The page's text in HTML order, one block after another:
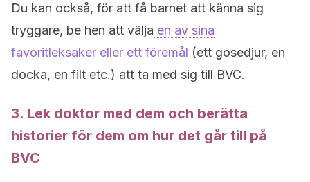
Du kan också, för att få barnet att känna sig
tryggare, be hen att välja en av sina
favoritleksaker eller ett föremål (ett gosedjur, en
docka, en filt etc.) att ta med sig till BVC.
3. Lek doktor med dem och berätta
historier för dem om hur det går till på
BVC